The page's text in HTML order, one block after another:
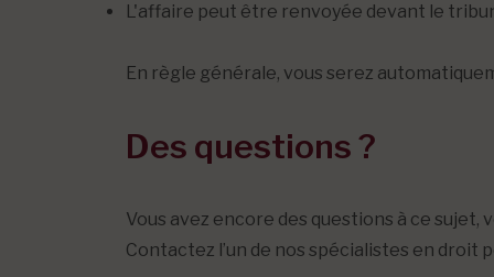
L'affaire peut être renvoyée devant le
En règle générale, vous serez
Des questions ?
Vous avez encore des questions à ce sujet,
Contactez l’un de nos spécialistes en droit